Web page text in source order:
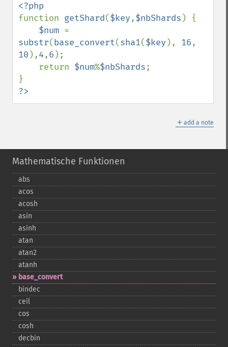
function getShard($key,$nbShards ) {
$num
substr(base_convert(sha1($key ), 16
10 ),4,6 );
    return
$num%$nbShards;
?>
＋ add a note
Mathematische Funktionen
abs
acos
acosh
asin
asinh
atan
atan2
atanh
base_​convert
bindec
ceil
cos
cosh
decbin